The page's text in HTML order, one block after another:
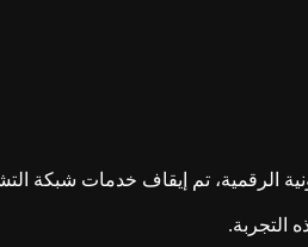
تم إيقاف خدمات شبكة
التجربة.